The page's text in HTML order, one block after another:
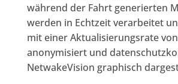
während der Fahrt generierten
werden in Echtzeit verarbeitet
mit einer Aktualisierungsrate
anonymisiert und
NetwakeVision graphisch